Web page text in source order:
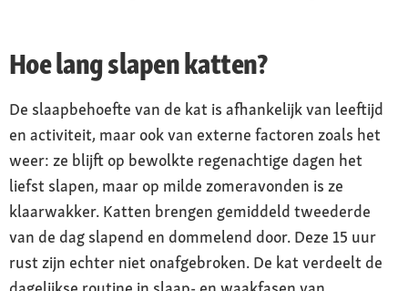
Hoe lang slapen katten?
De slaapbehoefte van de kat is afhankelijk van leeftijd
en activiteit, maar ook van externe factoren zoals het
weer: ze blijft op bewolkte regenachtige dagen het
liefst slapen, maar op milde zomeravonden is ze
klaarwakker. Katten brengen gemiddeld tweederde
van de dag slapend en dommelend door. Deze 15 uur
rust zijn echter niet onafgebroken. De kat verdeelt de